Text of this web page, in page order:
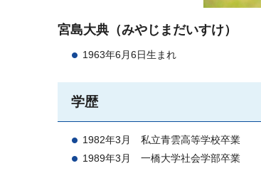
宮島大典（みやじまだいすけ）
1963年6月6日生まれ
学歴
1982年3月 私立青雲高等学校卒業
1989年3月
一橋大学社会学部卒業